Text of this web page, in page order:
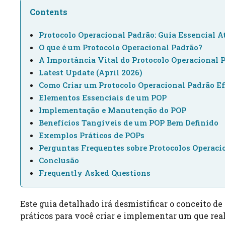
Contents
Protocolo Operacional Padrão: Guia Essencial
O que é um Protocolo Operacional Padrão?
A Importância Vital do Protocolo Operacional
Latest Update (April 2026)
Como Criar um Protocolo Operacional Padrão
Elementos Essenciais de um POP
Implementação e Manutenção do POP
Benefícios Tangíveis de um POP Bem Definido
Exemplos Práticos de POPs
Perguntas Frequentes sobre Protocolos
Conclusão
Frequently Asked Questions
Este guia detalhado irá desmistificar o conceito
práticos para você criar e implementar um que